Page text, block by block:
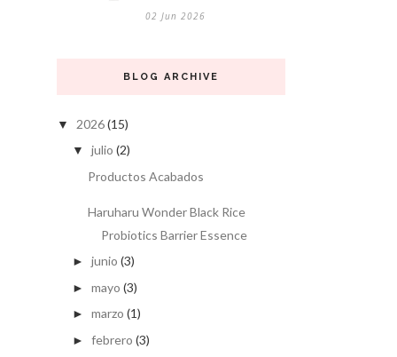
02 Jun 2026
BLOG ARCHIVE
▼ 2026(15)
▼ julio (2)
Productos Acabados
Haruharu Wonder Black Rice
Probiotics Barrier Essence
► junio (3)
► mayo (3)
► marzo (1)
► febrero (3)